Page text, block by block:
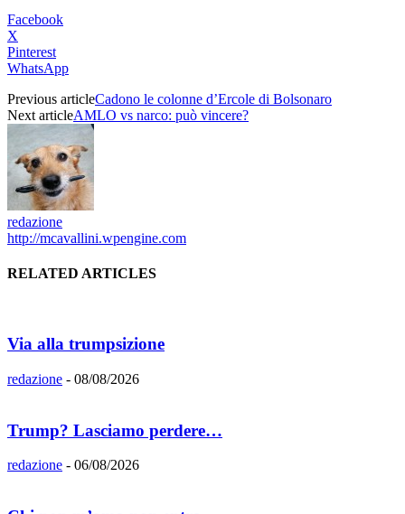
Facebook
X
Pinterest
WhatsApp
Previous articleCadono le colonne d’Ercole di Bolsonaro
Next articleAMLO vs narco: può vincere?
redazione
http://mcavallini.wpengine.com
RELATED ARTICLES
Via alla trumpsizione
redazione - 08/08/2026
Trump? Lasciamo perdere…
redazione - 06/08/2026